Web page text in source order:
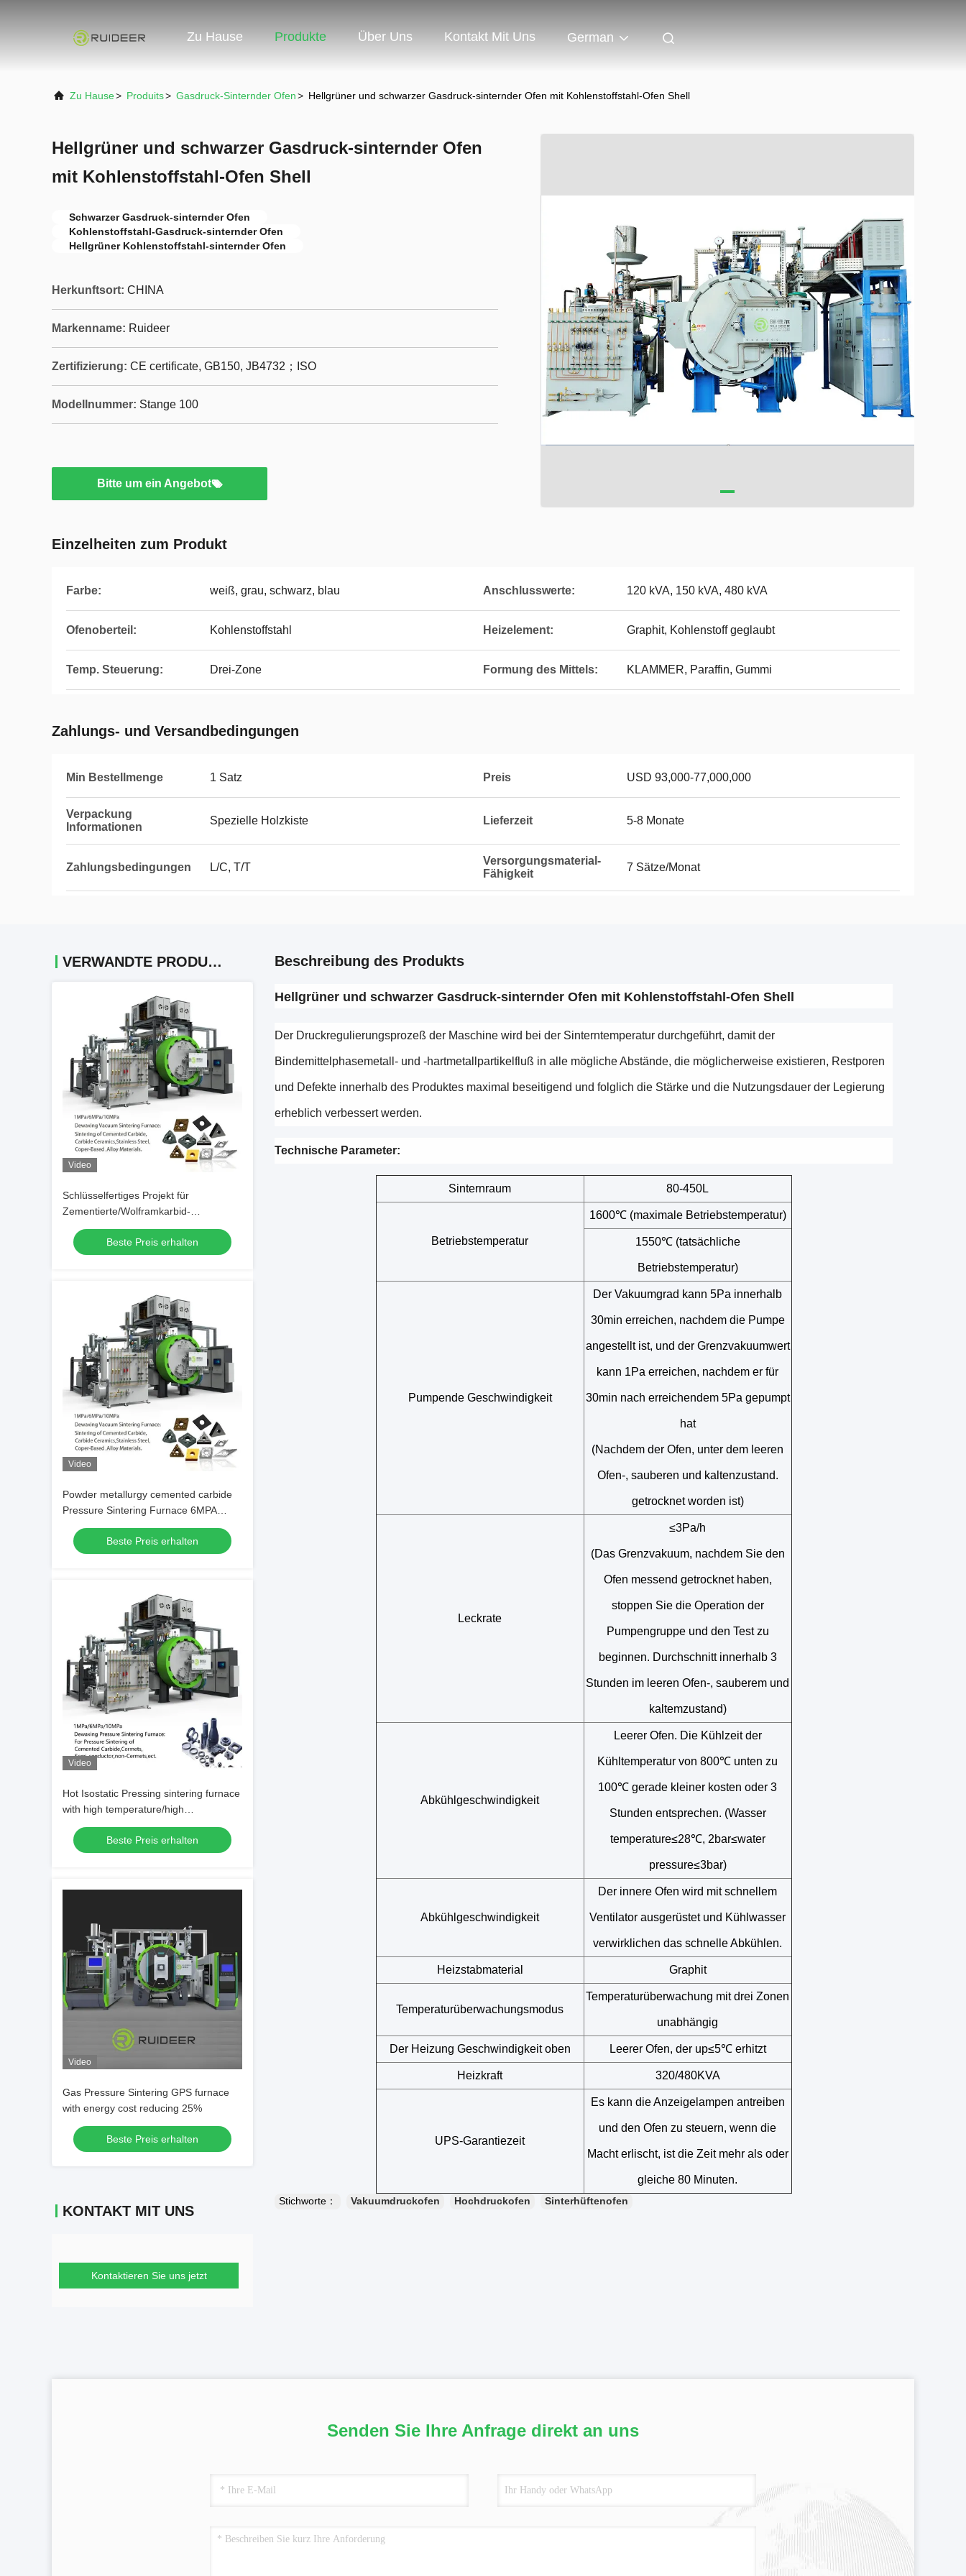
Zu Hause Produkte Über Uns Kontakt Mit Uns German
Zu Hause> Produits> Gasdruck-Sinternder Ofen> Hellgrüner und schwarzer Gasdruck-sinternder Ofen mit Kohlenstoffstahl-Ofen Shell
Hellgrüner und schwarzer Gasdruck-sinternder Ofen
mit Kohlenstoffstahl-Ofen Shell
Schwarzer Gasdruck-sinternder Ofen
Kohlenstoffstahl-Gasdruck-sinternder Ofen
Hellgrüner Kohlenstoffstahl-sinternder Ofen
Herkunftsort: CHINA
Markenname: Ruideer
Zertifizierung: CE certificate, GB150, JB4732；ISO
Modellnummer: Stange 100
Bitte um ein Angebot
Einzelheiten zum Produkt
Farbe: weiß, grau, schwarz, blau Anschlusswerte: 120 kVA, 150 kVA, 480 kVA
Ofenoberteil: Kohlenstoffstahl Heizelement: Graphit, Kohlenstoff geglaubt
Temp. Steuerung: Drei-Zone Formung des Mittels: KLAMMER, Paraffin, Gummi
Zahlungs- und Versandbedingungen
Min Bestellmenge 1 Satz Preis USD 93,000-77,000,000
Verpackung
Informationen
Spezielle Holzkiste Lieferzeit 5-8 Monate
Zahlungsbedingungen L/C, T/T
Versorgungsmaterial-
Fähigkeit
7 Sätze/Monat
VERWANDTE PRODUKTE
Video
Schlüsselfertiges Projekt für
Zementierte/Wolframkarbid-
Schneidwerkzeuge mit intelligentem
Gasdruck-Sinterofen
Beste Preis erhalten
Video
Powder metallurgy cemented carbide
Pressure Sintering Furnace 6MPA
1600℃
Beste Preis erhalten
Video
Hot Isostatic Pressing sintering furnace
with high temperature/high
pressure/Inert gas protection
Beste Preis erhalten
Video
Gas Pressure Sintering GPS furnace
with energy cost reducing 25%
Beste Preis erhalten
KONTAKT MIT UNS
Kontaktieren Sie uns jetzt
Beschreibung des Produkts
Hellgrüner und schwarzer Gasdruck-sinternder Ofen mit Kohlenstoffstahl-Ofen Shell
Der Druckregulierungsprozeß der Maschine wird bei der Sinterntemperatur durchgeführt, damit der
Bindemittelphasemetall- und -hartmetallpartikelfluß in alle mögliche Abstände, die möglicherweise existieren, Restporen
und Defekte innerhalb des Produktes maximal beseitigend und folglich die Stärke und die Nutzungsdauer der Legierung
erheblich verbessert werden.
Technische Parameter:
Sinternraum 80-450L
Betriebstemperatur
1600℃ (maximale Betriebstemperatur)
1550℃ (tatsächliche
Betriebstemperatur)
Pumpende Geschwindigkeit
Der Vakuumgrad kann 5Pa innerhalb
30min erreichen, nachdem die Pumpe
angestellt ist, und der Grenzvakuumwert
kann 1Pa erreichen, nachdem er für
30min nach erreichendem 5Pa gepumpt
hat
(Nachdem der Ofen, unter dem leeren
Ofen-, sauberen und kaltenzustand.
getrocknet worden ist)
Leckrate
≤3Pa/h
(Das Grenzvakuum, nachdem Sie den
Ofen messend getrocknet haben,
stoppen Sie die Operation der
Pumpengruppe und den Test zu
beginnen. Durchschnitt innerhalb 3
Stunden im leeren Ofen-, sauberem und
kaltemzustand)
Abkühlgeschwindigkeit
Leerer Ofen. Die Kühlzeit der
Kühltemperatur von 800℃ unten zu
100℃ gerade kleiner kosten oder 3
Stunden entsprechen. (Wasser
temperature≤28℃, 2bar≤water
pressure≤3bar)
Abkühlgeschwindigkeit
Der innere Ofen wird mit schnellem
Ventilator ausgerüstet und Kühlwasser
verwirklichen das schnelle Abkühlen.
Heizstabmaterial Graphit
Temperaturüberwachungsmodus
Temperaturüberwachung mit drei Zonen
unabhängig
Der Heizung Geschwindigkeit oben Leerer Ofen, der up≤5℃ erhitzt
Heizkraft 320/480KVA
UPS-Garantiezeit
Es kann die Anzeigelampen antreiben
und den Ofen zu steuern, wenn die
Macht erlischt, ist die Zeit mehr als oder
gleiche 80 Minuten.
Stichworte： Vakuumdruckofen Hochdruckofen Sinterhüftenofen
Senden Sie Ihre Anfrage direkt an uns